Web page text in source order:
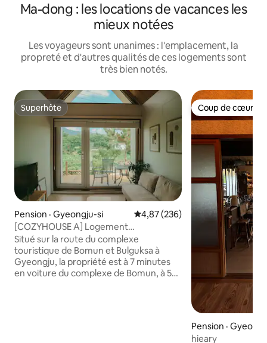
Ma-dong : les locations de vacances les
mieux notées
Les voyageurs sont unanimes : l'emplacement, la
propreté et d'autres qualités de ces logements sont
très bien notés.
Superhôte
Superhôte
Pension · Gyeongju-si Note moyenne de 4,87 sur 5,
4,87 (236)
[COZYHOUSE A] Logement
indépendant avec plusieurs étages plein
de sensibilité près de Bulguksa
Situé sur la route du complexe
touristique de Bomun et Bulguksa à
Gyeongju, la propriété est à 7 minutes
en voiture du complexe de Bomun, à 5
Coup de cœur
Coup de cœur
Pension ·
hieary